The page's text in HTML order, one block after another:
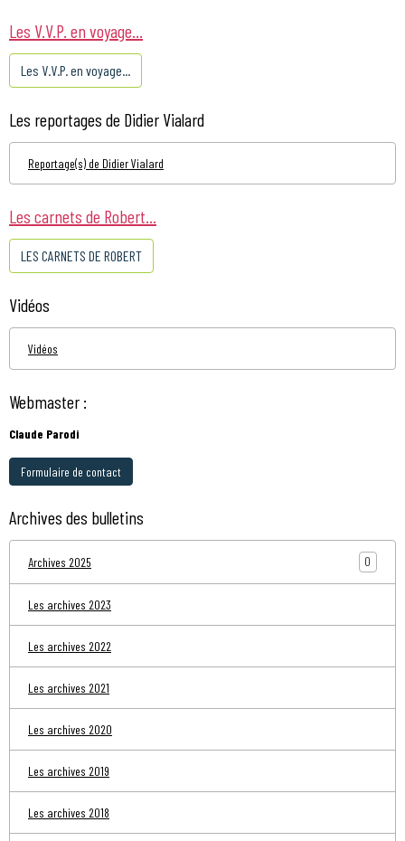
Les V.V.P. en voyage...
Les V.V.P. en voyage...
Les reportages de Didier Vialard
Reportage(s) de Didier Vialard
Les carnets de Robert...
LES CARNETS DE ROBERT
Vidéos
Vidéos
Webmaster :
Claude Parodi
Formulaire de contact
Archives des bulletins
Archives 2025 0
Les archives 2023
Les archives 2022
Les archives 2021
Les archives 2020
Les archives 2019
Les archives 2018